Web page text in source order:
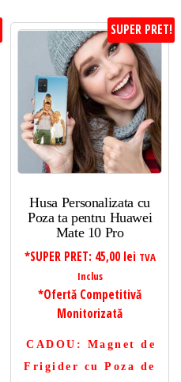
SUPER PRET!
Husa Personalizata cu
Poza ta pentru Huawei
Mate 10 Pro
*SUPER PRET: 45,00 lei TVA
Inclus
*Ofertă Competitivă
Monitorizată
CADOU : Magnet de
Frigider cu Poza de